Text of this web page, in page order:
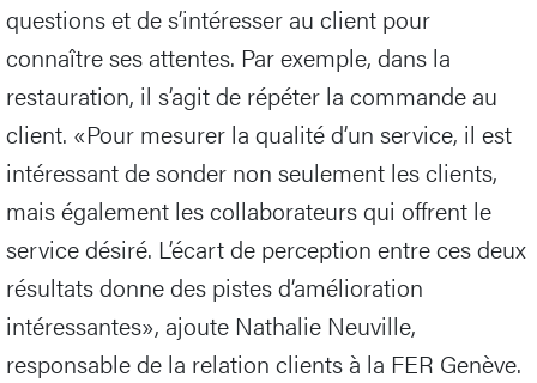
questions et de s’intéresser au client pour
connaître ses attentes. Par exemple, dans la
restauration, il s’agit de répéter la commande au
client. «Pour mesurer la qualité d’un service, il est
intéressant de sonder non seulement les clients,
mais également les collaborateurs qui offrent le
service désiré. L’écart de perception entre ces deux
résultats donne des pistes d’amélioration
intéressantes», ajoute Nathalie Neuville,
responsable de la relation clients à la FER Genève.